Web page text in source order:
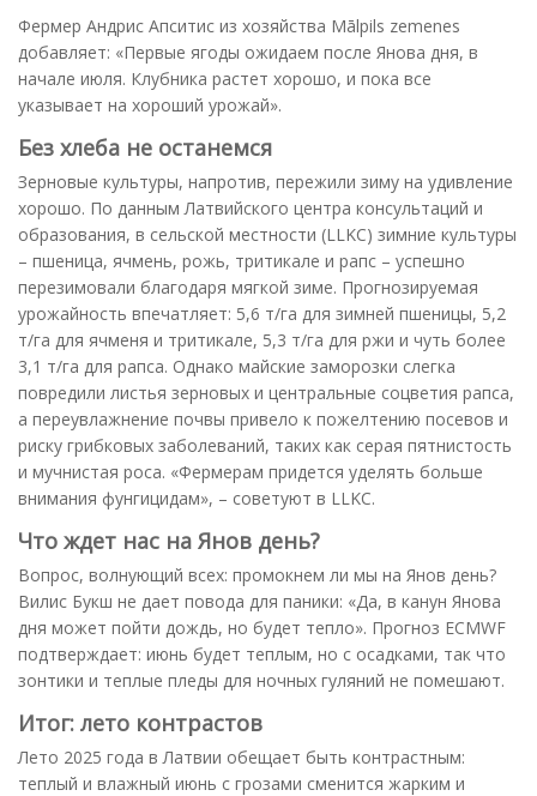
Фермер Андрис Апситис из хозяйства Mālpils zemenes
добавляет: «Первые ягоды ожидаем после Янова дня, в
начале июля. Клубника растет хорошо, и пока все
указывает на хороший урожай».
Без хлеба не останемся
Зерновые культуры, напротив, пережили зиму на удивление
хорошо. По данным Латвийского центра консультаций и
образования, в сельской местности (LLKC) зимние культуры
– пшеница, ячмень, рожь, тритикале и рапс – успешно
перезимовали благодаря мягкой зиме. Прогнозируемая
урожайность впечатляет: 5,6 т/га для зимней пшеницы, 5,2
т/га для ячменя и тритикале, 5,3 т/га для ржи и чуть более
3,1 т/га для рапса. Однако майские заморозки слегка
повредили листья зерновых и центральные соцветия рапса,
а переувлажнение почвы привело к пожелтению посевов и
риску грибковых заболеваний, таких как серая пятнистость
и мучнистая роса. «Фермерам придется уделять больше
внимания фунгицидам», – советуют в LLKC.
Что ждет нас на Янов день?
Вопрос, волнующий всех: промокнем ли мы на Янов день?
Вилис Букш не дает повода для паники: «Да, в канун Янова
дня может пойти дождь, но будет тепло». Прогноз ECMWF
подтверждает: июнь будет теплым, но с осадками, так что
зонтики и теплые пледы для ночных гуляний не помешают.
Итог: лето контрастов
Лето 2025 года в Латвии обещает быть контрастным:
теплый и влажный июнь с грозами сменится жарким и